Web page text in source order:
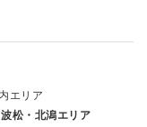
エリア
波松・北潟エリア